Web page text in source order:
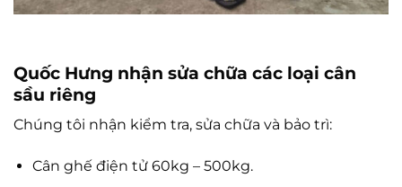
Quốc Hưng nhận sửa chữa các loại cân
sầu riêng
Chúng tôi nhận kiểm tra, sửa chữa và bảo trì:
Cân ghế điện tử 60kg – 500kg.